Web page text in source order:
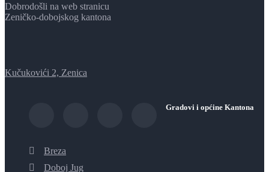
Dobrodošli na web stranicu
Zeničko-dobojskog kantona
Kučukovići 2, Zenica
Gradovi i općine Kantona
Breza
Doboj Jug